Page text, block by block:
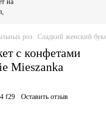
роз Сладкий женский
с конфетами
Mieszanka
f29 Оставить отзыв